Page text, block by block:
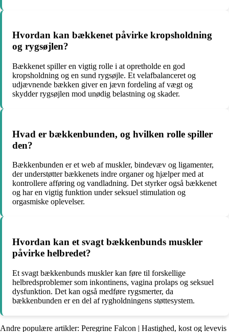
Hvordan kan bækkenet påvirke kropsholdning
og rygsøjlen?
Bækkenet spiller en vigtig rolle i at opretholde en god
kropsholdning og en sund rygsøjle. Et velafbalanceret og
udjævnende bækken giver en jævn fordeling af vægt og
skydder rygsøjlen mod unødig belastning og skader.
Hvad er bækkenbunden, og hvilken rolle spiller
den?
Bækkenbunden er et web af muskler, bindevæv og ligamenter,
der understøtter bækkenets indre organer og hjælper med at
kontrollere afføring og vandladning. Det styrker også bækkenet
og har en vigtig funktion under seksuel stimulation og
orgasmiske oplevelser.
Hvordan kan et svagt bækkenbunds muskler
påvirke helbredet?
Et svagt bækkenbunds muskler kan føre til forskellige
helbredsproblemer som inkontinens, vagina prolaps og seksuel
dysfunktion. Det kan også medføre rygsmerter, da
bækkenbunden er en del af rygholdningens støttesystem.
Andre populære artikler: Peregrine Falcon | Hastighed, kost og levevis